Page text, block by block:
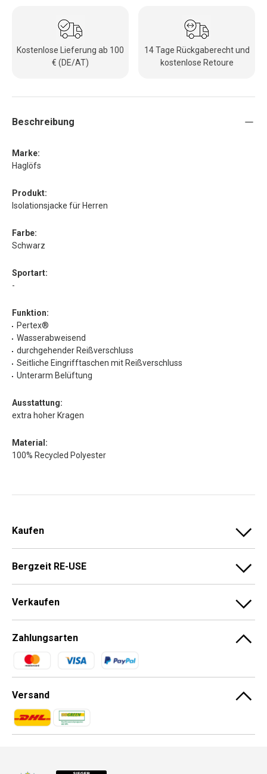
Kostenlose Lieferung ab 100
€ (DE/AT)
14 Tage Rückgaberecht und
kostenlose Retoure
Beschreibung
Marke:
Haglöfs
Produkt:
Isolationsjacke für Herren
Farbe:
Schwarz
Sportart:
-
Funktion:
Pertex®
Wasserabweisend
durchgehender Reißverschluss
Seitliche Eingrifftaschen mit Reißverschluss
Unterarm Belüftung
Ausstattung:
extra hoher Kragen
Material:
100% Recycled Polyester
Kaufen
Bergzeit RE-USE
Verkaufen
Zahlungsarten
Zahlungsmethoden
Versand
Zahlungsmethoden